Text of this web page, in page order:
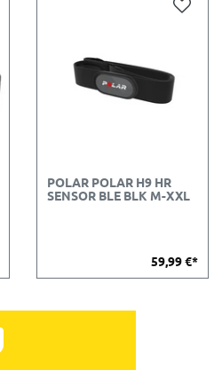
POLAR POLAR H9 HR
SENSOR BLE BLK M-XXL
59,99 €*